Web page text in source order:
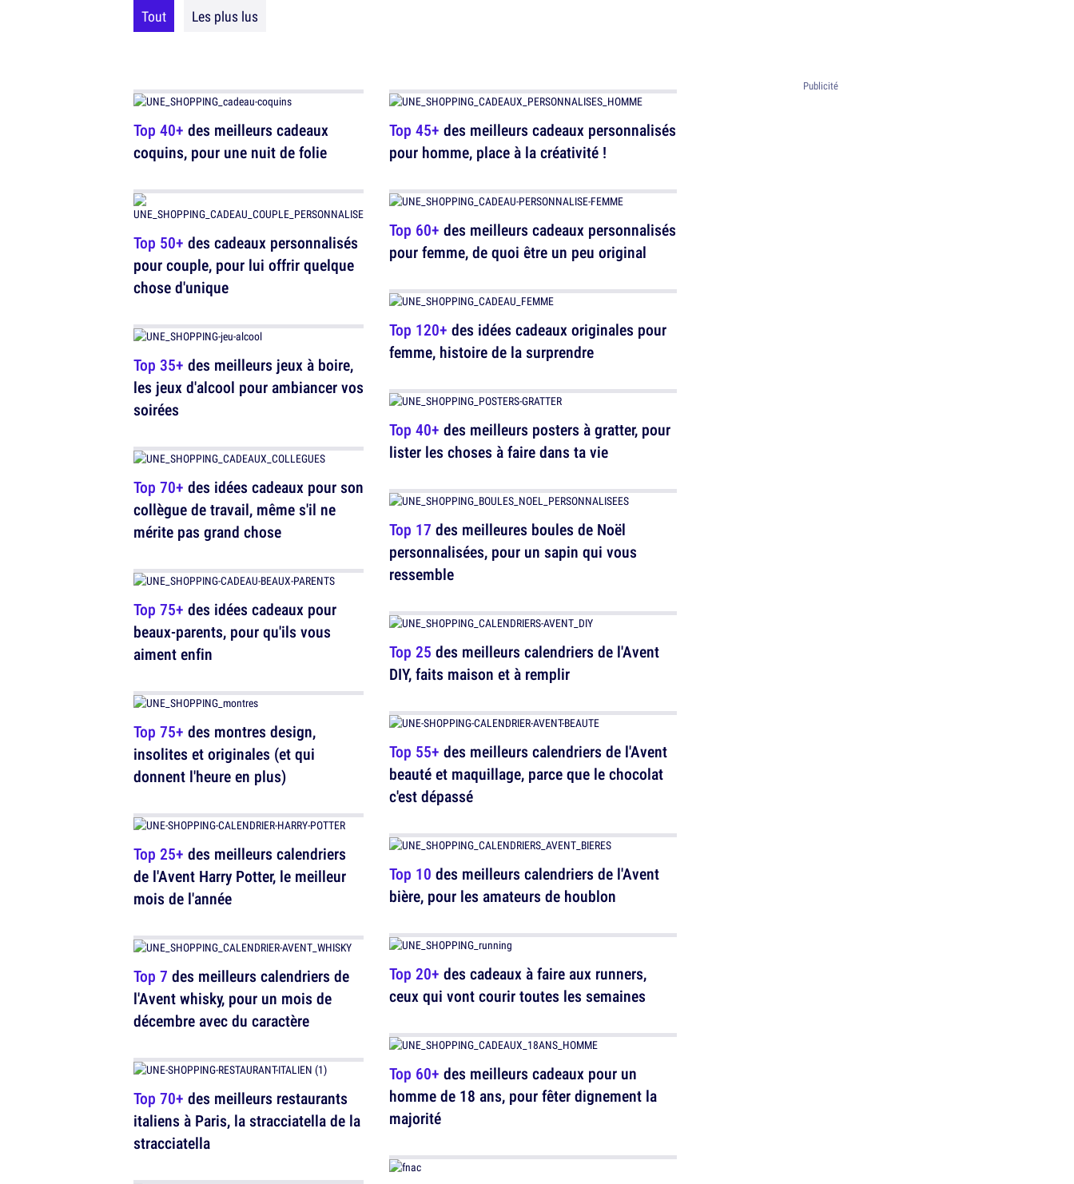
Tout Les plus lus
Top 40+ des meilleurs cadeaux
coquins, pour une nuit de folie
Top 50+ des cadeaux personnalisés
pour couple, pour lui offrir quelque
chose d'unique
Top 35+ des meilleurs jeux à boire,
les jeux d'alcool pour ambiancer vos
soirées
Top 70+ des idées cadeaux pour son
collègue de travail, même s'il ne
mérite pas grand chose
Top 75+ des idées cadeaux pour
beaux-parents, pour qu'ils vous
aiment enfin
Top 75+ des montres design,
insolites et originales (et qui
donnent l'heure en plus)
Top 25+ des meilleurs calendriers
de l'Avent Harry Potter, le meilleur
mois de l'année
Top 7 des meilleurs calendriers de
l'Avent whisky, pour un mois de
décembre avec du caractère
Top 70+ des meilleurs restaurants
italiens à Paris, la stracciatella de la
stracciatella
Top 45+ des meilleurs cadeaux personnalisés
pour homme, place à la créativité !
Top 60+ des meilleurs cadeaux personnalisés
pour femme, de quoi être un peu original
Top 120+ des idées cadeaux originales pour
femme, histoire de la surprendre
Top 40+ des meilleurs posters à gratter, pour
lister les choses à faire dans ta vie
Top 17 des meilleures boules de Noël
personnalisées, pour un sapin qui vous
ressemble
Top 25 des meilleurs calendriers de l'Avent
DIY, faits maison et à remplir
Top 55+ des meilleurs calendriers de l'Avent
beauté et maquillage, parce que le chocolat
c'est dépassé
Top 10 des meilleurs calendriers de l'Avent
bière, pour les amateurs de houblon
Top 20+ des cadeaux à faire aux runners,
ceux qui vont courir toutes les semaines
Top 60+ des meilleurs cadeaux pour un
homme de 18 ans, pour fêter dignement la
majorité